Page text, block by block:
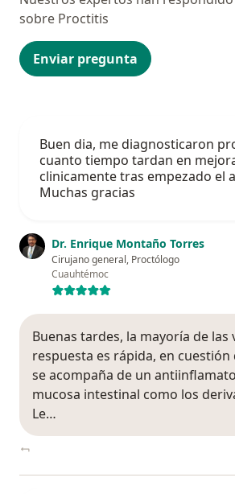
Enviar pregunta
sobre Proctitis
Buen dia, me diagnosticaron
cuanto tiempo tardan en
clinicamente tras empezado el
Muchas gracias
Dr. Enrique Montaño Torres
Cirujano general, Proctólogo
Cuauhtémoc
Buenas tardes, la mayoría de las
respuesta es rápida, en cuestión
se acompaña de un
mucosa intestinal como los
Le…